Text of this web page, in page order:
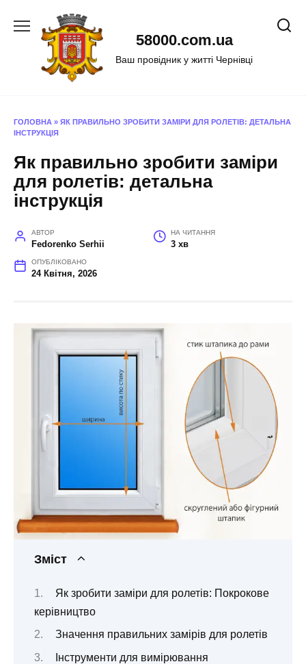
58000.com.ua
Ваш провідник у житті Чернівці
ГОЛОВНА » ЯК ПРАВИЛЬНО ЗРОБИТИ ЗАМІРИ ДЛЯ РОЛЕТІВ: ДЕТАЛЬНА
ІНСТРУКЦІЯ
Як правильно зробити заміри
для ролетів: детальна
інструкція
АВТОР
Fedorenko Serhii
НА ЧИТАННЯ
3 хв
ОПУБЛІКОВАНО
24 Квітня, 2026
Зміст
Як зробити заміри для ролетів: Покрокове
керівництво
Значення правильних замірів для ролетів
Інструменти для вимірювання